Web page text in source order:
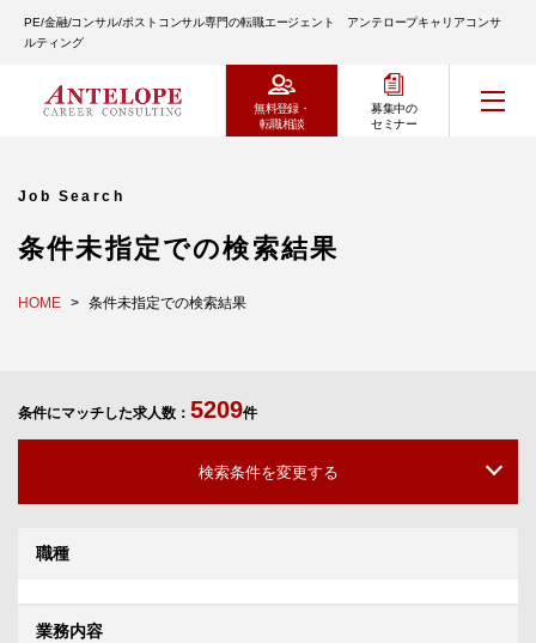
PE/金融/コンサル/ポストコンサル専門の転職エージェント アンテロープキャリアコンサ
ルティング
無料登録・
転職相談
募集中の
セミナー
Job Search
条件未指定での検索結果
HOME 条件未指定での検索結果
条件にマッチした求人数： 5209件
検索条件を変更する
職種
業務内容